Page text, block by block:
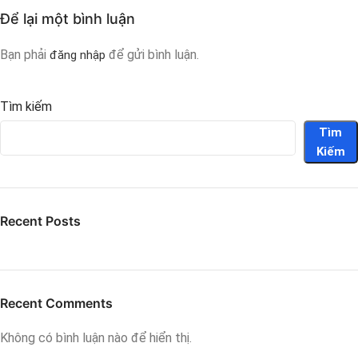
Để lại một bình luận
Bạn phải đăng nhập để gửi bình luận.
Tìm kiếm
Tìm
Kiếm
Recent Posts
Recent Comments
Không có bình luận nào để hiển thị.